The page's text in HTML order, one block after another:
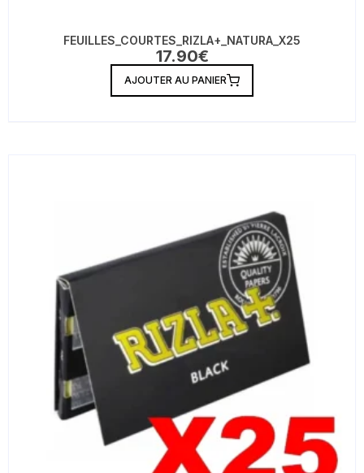
FEUILLES_COURTES_RIZLA+_NATURA_X25
17.90€
AJOUTER AU PANIER